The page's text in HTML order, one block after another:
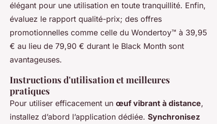
élégant pour une utilisation en toute tranquillité. Enfin,
évaluez le rapport qualité-prix; des offres
promotionnelles comme celle du Wondertoy™ à 39,95
€ au lieu de 79,90 € durant le Black Month sont
avantageuses.
Instructions d'utilisation et meilleures
pratiques
Pour utiliser efficacement un œuf vibrant à distance,
installez d’abord l’application dédiée. Synchronisez